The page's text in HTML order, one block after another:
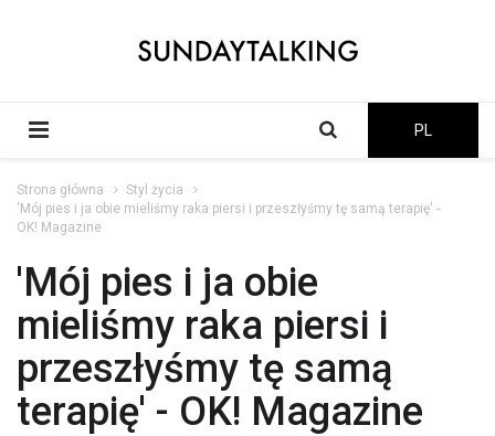
PL
Strona główna
Styl życia
'Mój pies i ja obie mieliśmy raka piersi i przeszłyśmy tę samą terapię' -
OK! Magazine
'Mój pies i ja obie
mieliśmy raka piersi i
przeszłyśmy tę samą
terapię' - OK! Magazine